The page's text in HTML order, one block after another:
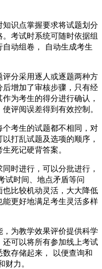
识点掌握要求将试题划分
考试时系统可随时依据组
动组卷， 自动生成考生
分采用逐人或逐题两种方
增加了审核步骤，只有经
为考生的得分进行确认，
评阅误差得到有效控制。
考生的试题都不相同，对
打乱试题及选项的顺序，
死记硬背答案。
时进行，可以分批进行，
试时间、地点矛盾等问
比较机动灵活，大大降低
更好地满足考生灵活多样
，为教学效果评价提供科学
可以将所有参加线上考试
存储起来， 以便查询和
力。